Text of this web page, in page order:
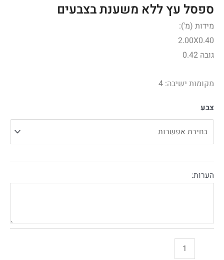
ספסל עץ ללא משענת בצבעים
מידות (מ'):
2.00X0.40
גובה 0.42
מקומות ישיבה: 4
צבע
הערות: